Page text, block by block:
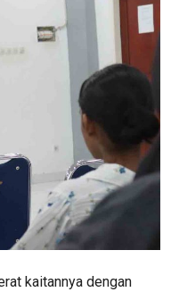
kaitannya dengan